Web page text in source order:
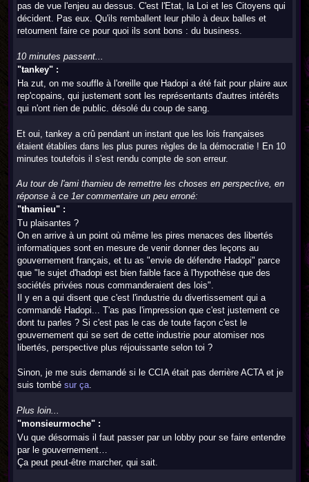
pas de vue l'enjeu au dessus. C'est l'Etat, la Loi et les Citoyens qui
décident. Pas eux. Qu'ils remballent leur philo à deux balles et
retournent faire ce pour quoi ils sont bons : du business.
10 minutes passent...
"tankey" :
Ha zut, on me souffle à l'oreille que Hadopi a été fait pour plaire aux
rep'copains, qui justement sont les représentants d'autres intérêts
qui n'ont rien de public. désolé du coup de sang.
Et oui, tankey a crû pendant un instant que les lois françaises
étaient établies dans les plus pures règles de la démocratie ! En 10
minutes toutefois il s'est rendu compte de son erreur.
Au tour de l'ami thamieu de remettre les choses en perspective, en
réponse à ce 1er commentaire un peu erroné:
"thamieu" :
Tu plaisantes ?
On en arrive à un point où même les pires menaces des libertés
informatiques sont en mesure de venir donner des leçons au
gouvernement français, et tu as "envie de défendre Hadopi" parce
que "le sujet d'hadopi est bien faible face à l'hypothèse que des
sociétés privées nous commanderaient des lois".
Il y en a qui disent que c'est l'industrie du divertissement qui a
commandé Hadopi... T'as pas l'impression que c'est justement ce
dont tu parles ? Si c'est pas le cas de toute façon c'est le
gouvernement qui se sert de cette industrie pour atomiser nos
libertés, perspective plus réjouissante selon toi ?
Sinon, je me suis demandé si le CCIA était pas derrière ACTA et je
suis tombé sur ça.
Plus loin...
"monsieurmoche" :
Vu que désormais il faut passer par un lobby pour se faire entendre
par le gouvernement…
Ça peut peut-être marcher, qui sait.